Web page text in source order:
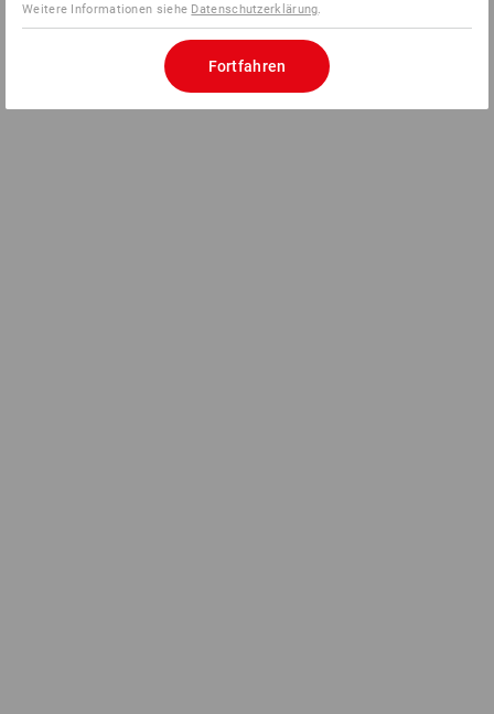
Weitere Informationen siehe Datenschutzerklärung
Fortfahren